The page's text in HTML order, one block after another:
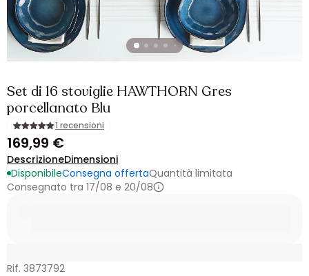
Set di 16 stoviglie HAWTHORN Gres
porcellanato Blu
1 recensioni
169,99 €
DescrizioneDimensioni
DisponibileConsegna offertaQuantità limitata
Consegnato tra 17/08 e 20/08
Rif. 3873792